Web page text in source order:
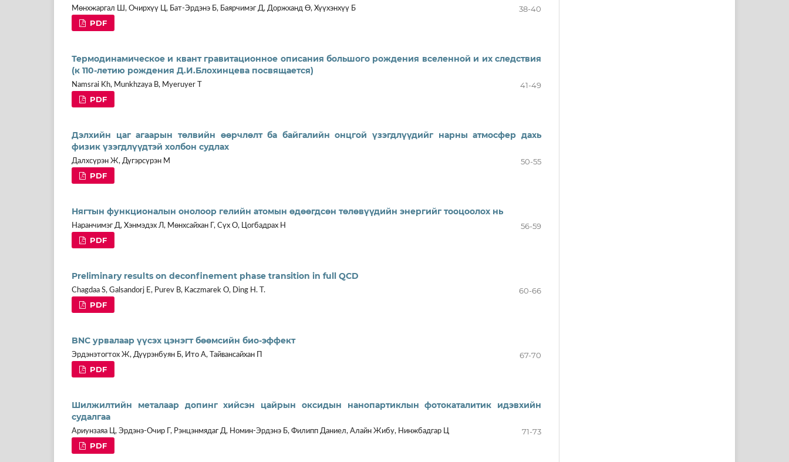
Мөнхжаргал Ш, Очирхүү Ц, Бат-Эрдэнэ Б, Баярчимэг Д, Доржханд Ө, Хүүхэнхүү Б
38-40
PDF
Термодинамическое и квант гравитационное описания большого рождения вселенной и их следствия
(к 110-летию рождения Д.И.Блохинцева посвящается)
Namsrai Kh, Munkhzaya B, Myeruyer T
41-49
PDF
Дэлхийн цаг агаарын төлвийн өөрчлөлт ба байгалийн онцгой үзэгдлүүдийг нарны атмосфер дахь
физик үзэгдлүүдтэй холбон судлах
Далхсүрэн Ж, Дүгэрсүрэн М
50-55
PDF
Нягтын функционалын онолоор гелийн атомын өдөөгдсөн төлөвүүдийн энергийг тооцоолох нь
Наранчимэг Д, Хэнмэдэх Л, Мөнхсайхан Г, Сүх О, Цогбадрах Н
56-59
PDF
Preliminary results on deconfinement phase transition in full QCD
Chagdaa S, Galsandorj E, Purev B, Kaczmarek O, Ding H. T.
60-66
PDF
BNC урвалаар үүсэх цэнэгт бөөмсийн био-эффект
Эрдэнэтогтох Ж, Дүүрэнбуян Б, Ито А, Тайвансайхан П
67-70
PDF
Шилжилтийн металаар допинг хийсэн цайрын оксидын нанопартиклын фотокаталитик идэвхийн
судалгаа
Ариунзаяа Ц, Эрдэнэ-Очир Г, Рэнцэнмядаг Д, Номин-Эрдэнэ Б, Филипп Даниел, Алайн Жибу, Нинжбадгар Ц
71-73
PDF